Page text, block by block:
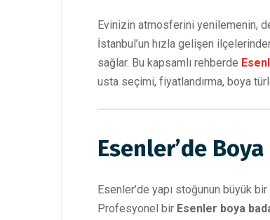
Evinizin atmosferini yenilemenin,
İstanbul’un hızla gelişen
sağlar. Bu kapsamlı rehberde
usta seçimi, fiyatlandırma, boya
Esenler’de
Esenler’de yapı stoğunun büyük
Profesyonel bir Esenler boya